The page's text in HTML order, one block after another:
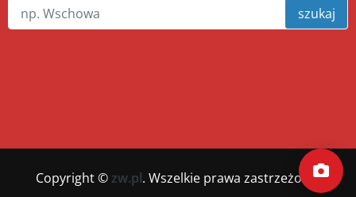
szukaj
Copyright © zw.pl. Wszelkie prawa zastrzeżone.